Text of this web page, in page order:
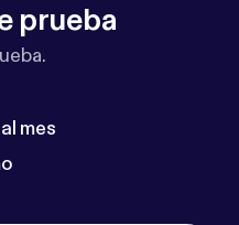
prueba
mes